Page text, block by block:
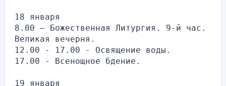
18 января
8.00 — Божественная Литургия. 9-й час.
Великая вечерня.
12.00 - 17.00 - Освящение воды.
17.00 - Всенощное бдение.
19 января